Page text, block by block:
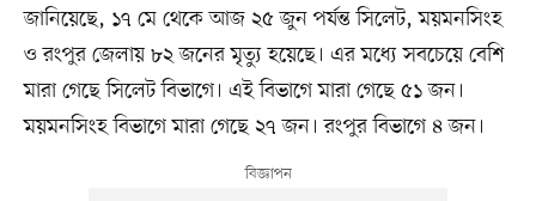
জানিয়েছে, ১৭ মে থেকে আজ ২৫ জুন পর্যন্ত সিলেট, ময়মনসিংহ
ও রংপুর জেলায় ৮২ জনের মৃত্যু হয়েছে। এর মধ্যে সবচেয়ে বেশি
মারা গেছে সিলেট বিভাগে। এই বিভাগে মারা গেছে ৫১ জন।
ময়মনসিংহ বিভাগে মারা গেছে ২৭ জন। রংপুর বিভাগে ৪ জন।